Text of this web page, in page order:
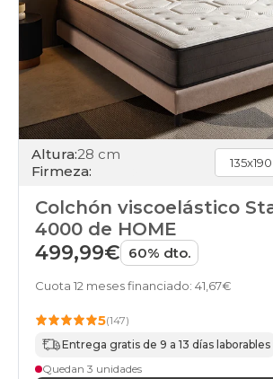
Altura:28 cm
Firmeza:
Colchón viscoelástico
4000 de HOME
499,99€ 60% dto.
Cuota 12 meses financiado: 41,67€
5(147)
Entrega gratis de 9 a 13 días laborables
Quedan 3 unidades